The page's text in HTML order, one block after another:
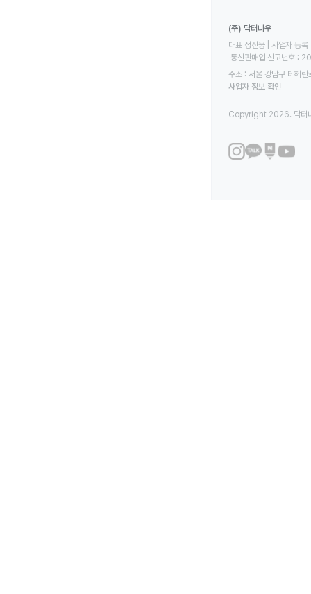
(주) 닥터나우
대표 정진웅 | 사업자
통신판매업 신고번호
주소 : 서울 강남구 테헤
사업자 정보 확인
Copyright 2026. 닥터